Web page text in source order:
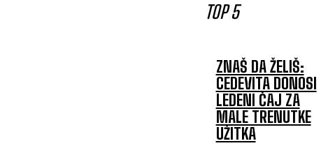
TOP 5
ZNAŠ DA ŽELIŠ:
CEDEVITA DONOSI
LEDENI ČAJ ZA
MALE TRENUTKE
UŽITKA